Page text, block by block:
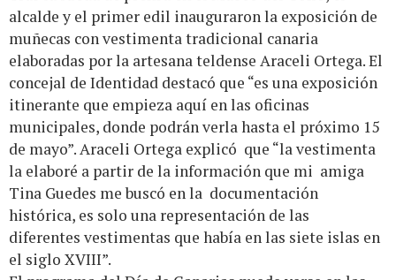
alcalde y el primer edil inauguraron la exposición de
muñecas con vestimenta tradicional canaria
elaboradas por la artesana teldense Araceli Ortega. El
concejal de Identidad destacó que “es una exposición
itinerante que empieza aquí en las oficinas
municipales, donde podrán verla hasta el próximo 15
de mayo”. Araceli Ortega explicó que “la vestimenta
la elaboré a partir de la información que mi amiga
Tina Guedes me buscó en la documentación
histórica, es solo una representación de las
diferentes vestimentas que había en las siete islas en
el siglo XVIII”.